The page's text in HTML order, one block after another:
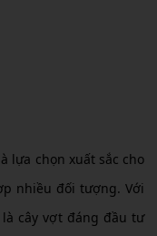
lựa chọn xuất sắc cho
nhiều đối tượng. Với
cây vợt đáng đầu tư